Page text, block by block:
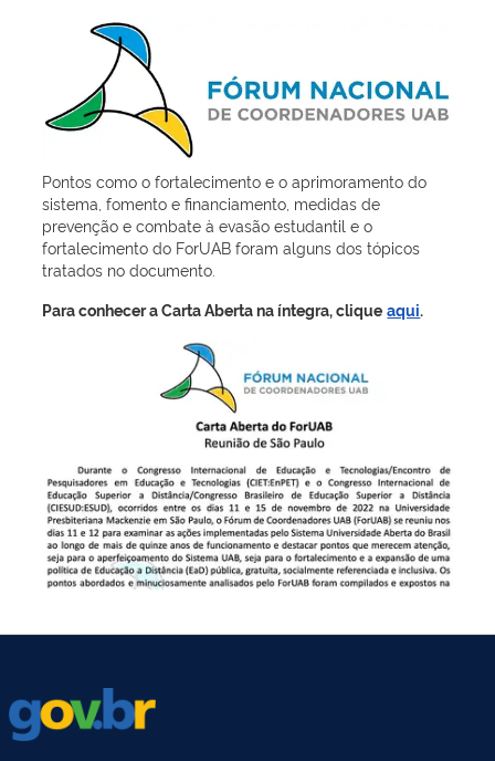
Pontos como o fortalecimento e o aprimoramento do
sistema, fomento e financiamento, medidas de
prevenção e combate à evasão estudantil e o
fortalecimento do ForUAB foram alguns dos tópicos
tratados no documento.
Para conhecer a Carta Aberta na íntegra, clique aqui